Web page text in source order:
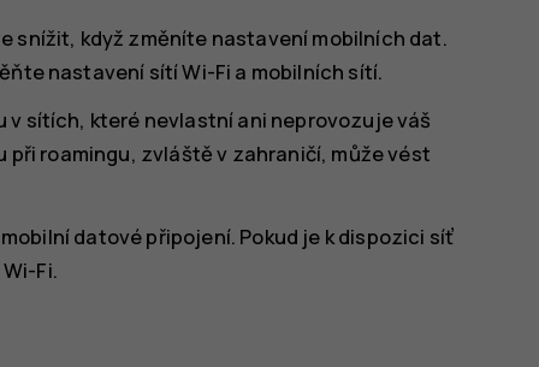
snížit, když změníte nastavení mobilních dat.
nastavení sítí Wi-Fi a mobilních sítí.
sítích, které nevlastní ani neprovozuje váš
roamingu, zvláště v zahraničí, může vést
datové připojení. Pokud je k dispozici síť
Fi.